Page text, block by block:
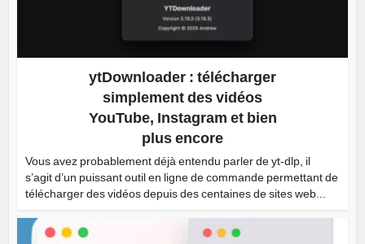
ytDownloader : télécharger
simplement des vidéos
YouTube, Instagram et bien
plus encore
Vous avez probablement déjà entendu parler de yt-dlp, il
s’agit d’un puissant outil en ligne de commande permettant de
télécharger des vidéos depuis des centaines de sites web...